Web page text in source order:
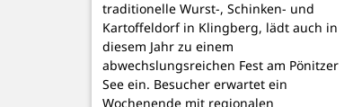
traditionelle Wurst-, Schinken- und
Kartoffeldorf in Klingberg, lädt auch in
diesem Jahr zu einem
abwechslungsreichen Fest am Pönitzer
See ein. Besucher erwartet ein
Wochenende mit regionalen